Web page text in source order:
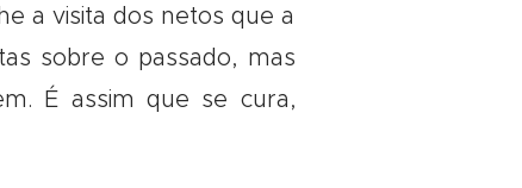
a visita dos netos que a
sobre o passado, mas
É assim que se cura,